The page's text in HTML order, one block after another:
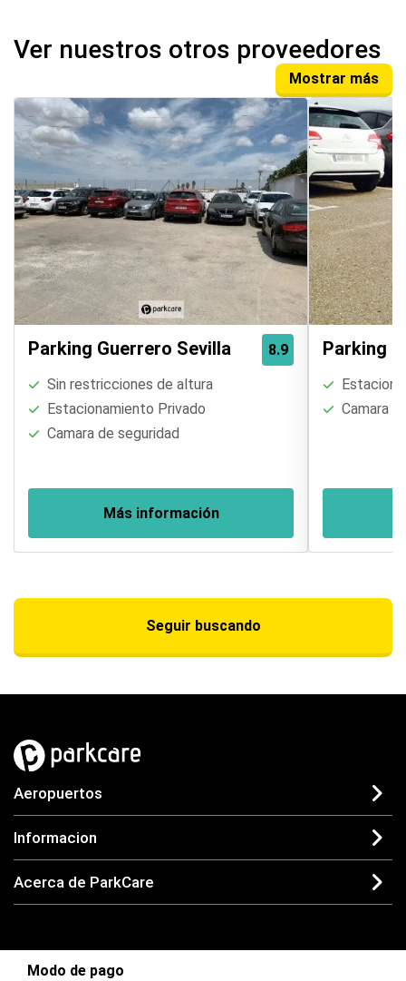
Ver nuestros otros proveedores
Mostrar más
8.9
Parking Guerrero Sevilla
Sin restricciones de altura
Estacionamiento Privado
Camara de seguridad
Más información
Parking
Camara
Seguir buscando
Aeropuertos
Informacion
Acerca de ParkCare
Modo de pago